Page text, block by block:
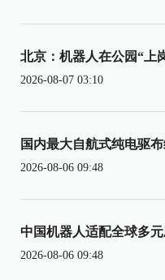
北京：机器人在公园“上
2026-08-07 03:10
国内最大自航式纯电驱
2026-08-06 09:48
中国机器人适配全球多
2026-08-06 09:48